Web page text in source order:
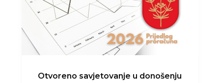
Otvoreno savjetovanje u donošenju